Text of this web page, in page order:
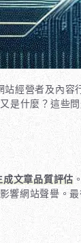
站經營者及內容
是什麼？這些
成文章品質評估
響網站聲譽。